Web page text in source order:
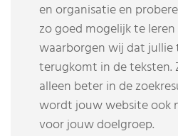
en organisatie en
zo goed mogelijk te
waarborgen wij dat
terugkomt in de teksten.
alleen beter in de
wordt jouw website ook
voor jouw doelgroep.